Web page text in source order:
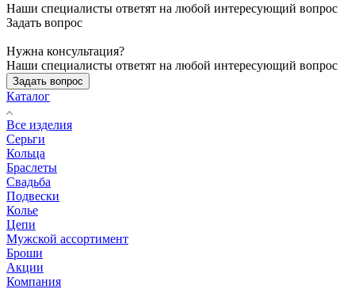
Наши специалисты ответят на любой интересующий вопрос
Задать вопрос
Нужна консультация?
Наши специалисты ответят на любой интересующий вопрос
Задать вопрос
Каталог
Все изделия
Серьги
Кольца
Браслеты
Свадьба
Подвески
Колье
Цепи
Мужской ассортимент
Броши
Акции
Компания